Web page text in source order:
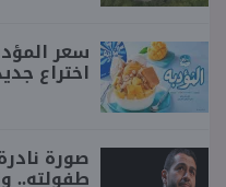
سعر
اختراع
صورة
طفولته..